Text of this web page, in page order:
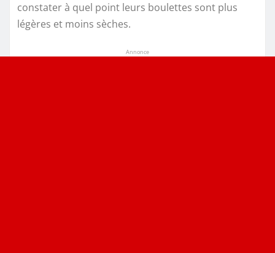
constater à quel point leurs boulettes sont plus
légères et moins sèches.
Annonce